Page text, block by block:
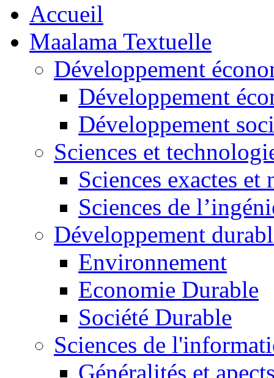
Accueil
Maalama Textuelle
Développement
Développement
Développement
Sciences et
Sciences exactes et
Sciences de
Développement
Environnement
Economie Durable
Société Durable
Sciences de
Généralités et